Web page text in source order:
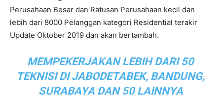
Perusahaan Besar dan Ratusan Perusahaan kecil dan
lebih dari 8000 Pelanggan kategori Residential terakir
Update Oktober 2019 dan akan bertambah.
MEMPEKERJAKAN LEBIH DARI 50
TEKNISI DI JABODETABEK, BANDUNG,
SURABAYA DAN 50 LAINNYA